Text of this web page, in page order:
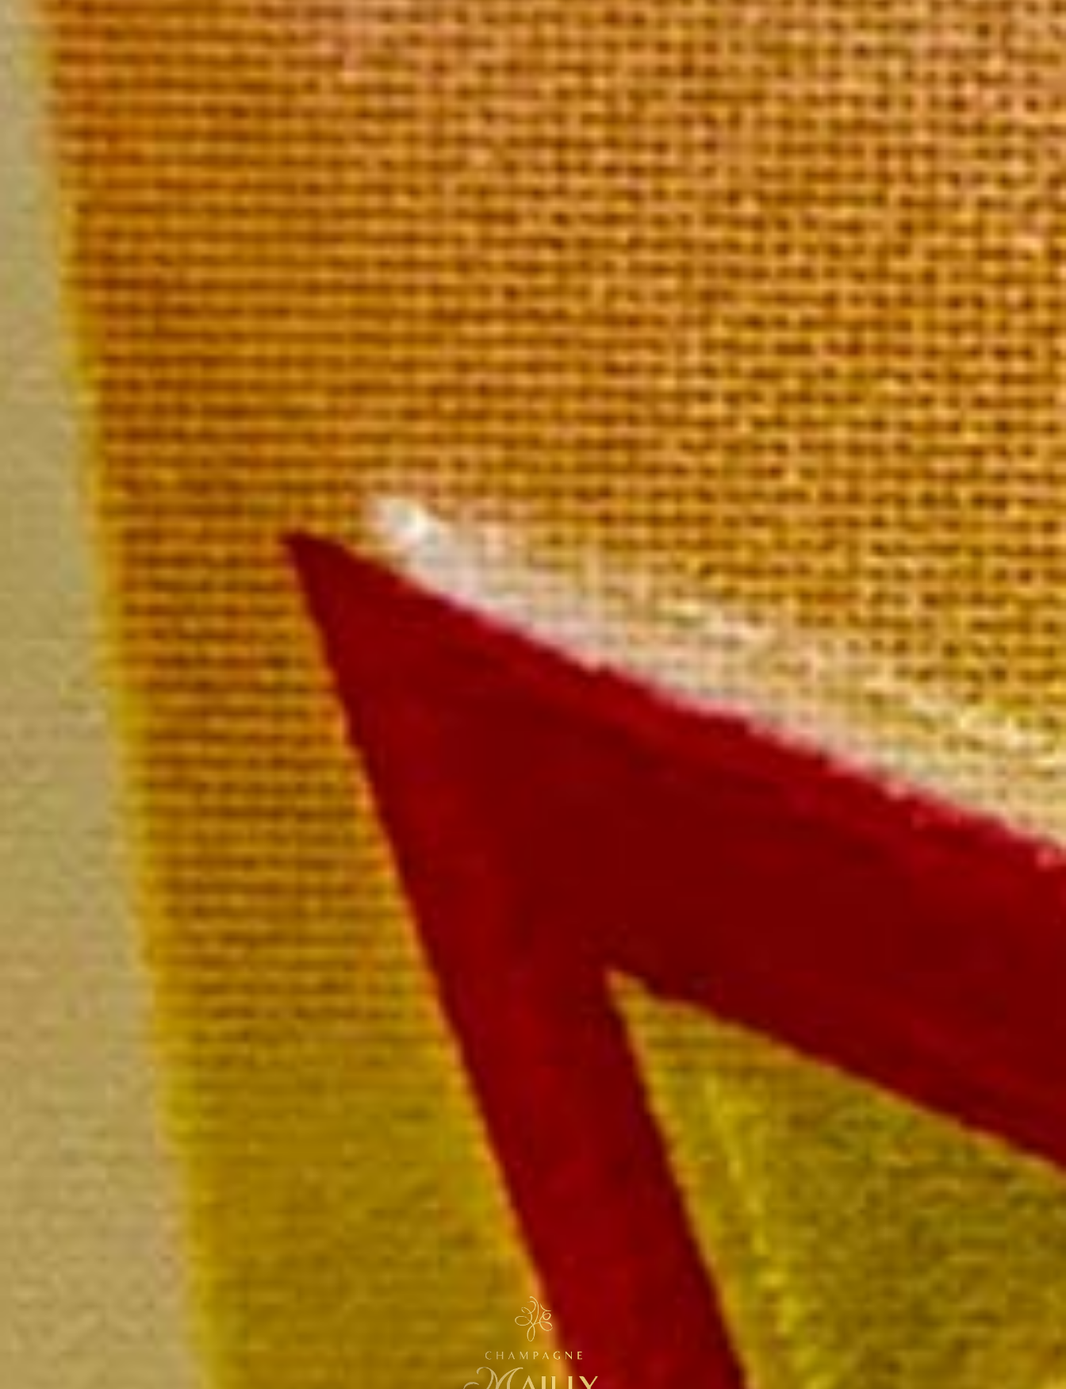
La collection Mailly Grand Cru
Découvrez le Champagne qui vous correspond.
Brut Réserve
La bouteille 40,50 €
Paiement rapide et sécurisé
Livraison sous 72 heures
Livraison offerte à partir de 249 € TTC de commande
Délice (Demi sec)
La bouteille 48,00 €
Prix dégressif : 48,00 € à l'unité - 45,00 € à partir de 6 bouteilles de 75 cl.
Livraison sous 72 heures
Livraison offerte à partir de 249 € TTC de commande
Blanc de Pinot Noir
Livraison offerte à partir de 249 € TTC de commande